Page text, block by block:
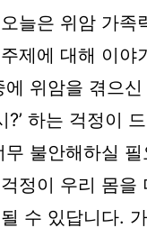
늘은 위암 가족
제에 대해 이야
위암을 겪으
?’ 하는 걱정이
불안해하실
정이 우리 몸을
수 있답니다.